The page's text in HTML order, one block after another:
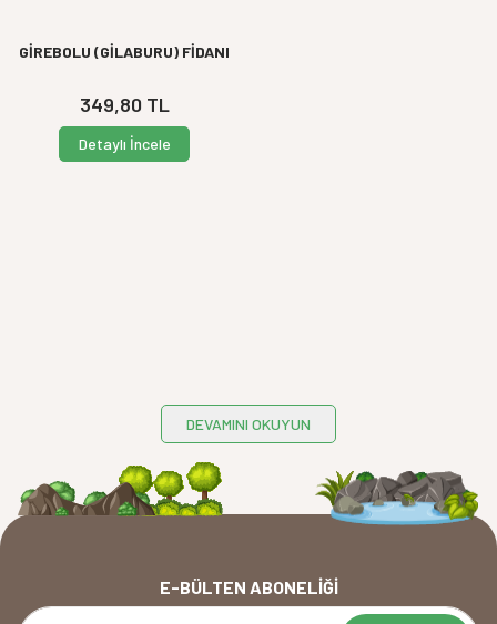
GİREBOLU (GİLABURU) FİDANI
349,80TL
Detaylı İncele
DEVAMINI OKUYUN
E-BÜLTEN ABONELIĞI